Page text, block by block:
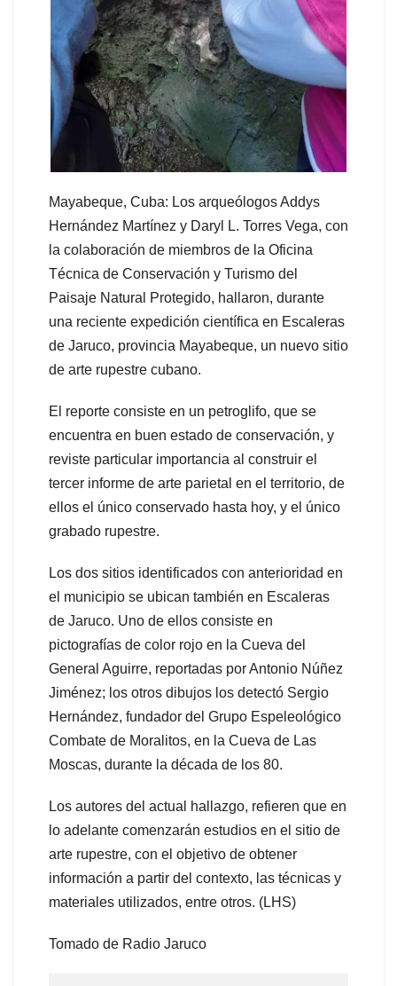
Mayabeque, Cuba: Los arqueólogos Addys
Hernández Martínez y Daryl L. Torres Vega, con
la colaboración de miembros de la Oficina
Técnica de Conservación y Turismo del
Paisaje Natural Protegido, hallaron, durante
una reciente expedición científica en Escaleras
de Jaruco, provincia Mayabeque, un nuevo sitio
de arte rupestre cubano.
El reporte consiste en un petroglifo, que se
encuentra en buen estado de conservación, y
reviste particular importancia al construir el
tercer informe de arte parietal en el territorio, de
ellos el único conservado hasta hoy, y el único
grabado rupestre.
Los dos sitios identificados con anterioridad en
el municipio se ubican también en Escaleras
de Jaruco. Uno de ellos consiste en
pictografías de color rojo en la Cueva del
General Aguirre, reportadas por Antonio Núñez
Jiménez; los otros dibujos los detectó Sergio
Hernández, fundador del Grupo Espeleológico
Combate de Moralitos, en la Cueva de Las
Moscas, durante la década de los 80.
Los autores del actual hallazgo, refieren que en
lo adelante comenzarán estudios en el sitio de
arte rupestre, con el objetivo de obtener
información a partir del contexto, las técnicas y
materiales utilizados, entre otros. (LHS)
Tomado de Radio Jaruco